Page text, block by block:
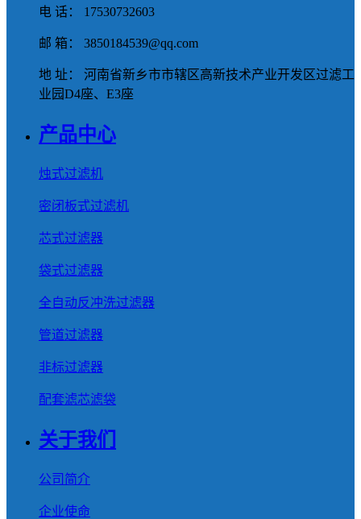
电 话： 17530732603
邮 箱： 3850184539@qq.com
地 址： 河南省新乡市市辖区高新技术产业开发区过滤工
业园D4座、E3座
产品中心
烛式过滤机
密闭板式过滤机
芯式过滤器
袋式过滤器
全自动反冲洗过滤器
管道过滤器
非标过滤器
配套滤芯滤袋
关于我们
公司简介
企业使命